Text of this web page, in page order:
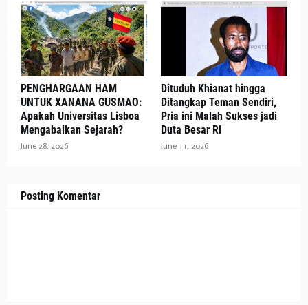
PENGHARGAAN HAM
UNTUK XANANA GUSMAO:
Apakah Universitas Lisboa
Mengabaikan Sejarah?
June 28, 2026
Dituduh Khianat hingga
Ditangkap Teman Sendiri,
Pria ini Malah Sukses jadi
Duta Besar RI
June 11, 2026
Posting Komentar